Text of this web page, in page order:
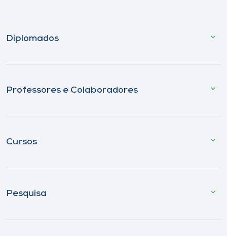
Diplomados
Professores e Colaboradores
Cursos
Pesquisa